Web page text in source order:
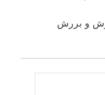
و بررش